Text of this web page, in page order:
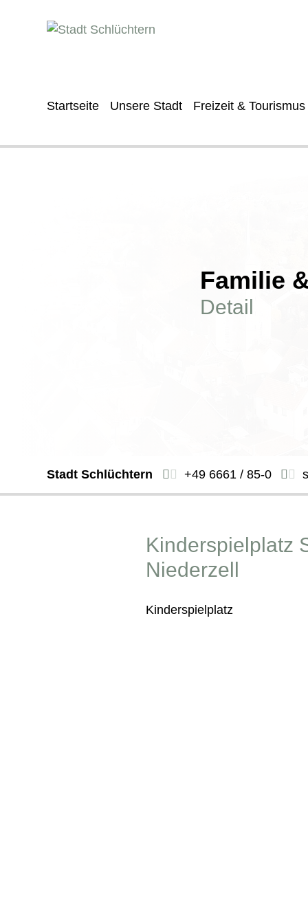
Startseite Unsere Stadt Freizeit & Tourismus
Familie
Detail
Stadt Schlüchtern +49 6661 / 85-0
Kinderspielplatz
Niederzell
Kinderspielplatz